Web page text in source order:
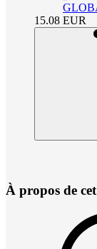
15.08 EUR
À propos de